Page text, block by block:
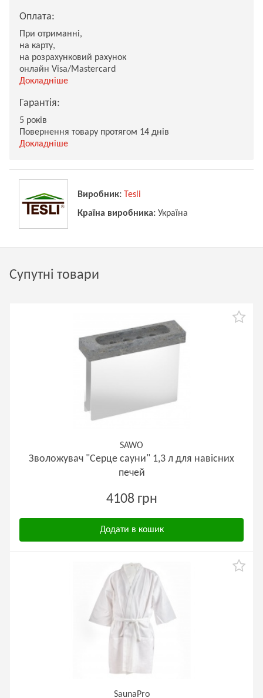
Оплата:
При отриманні,
на карту,
на розрахунковий рахунок
онлайн Visa/Mastercard
Докладніше
Гарантія:
5 років
Повернення товару протягом 14 днів
Докладніше
Виробник: Tesli
Країна виробника: Україна
Супутні товари
SAWO
Зволожувач "Серце сауни" 1,3 л для навісних
печей
4108 грн
Додати в кошик
SaunaPro